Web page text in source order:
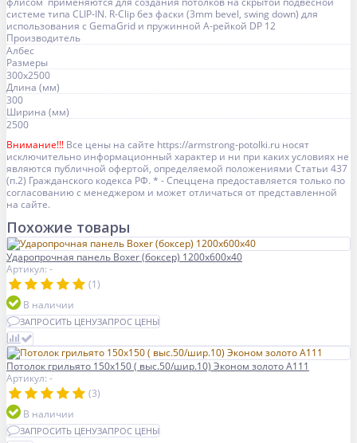
системе типа CLIP-IN. R-Clip без фаски (3mm bevel, swing down) для
использования с GemaGrid и пружинной А-рейкой DP 12
Производитель
Албес
Размеры
300x2500
Длина (мм)
300
Ширина (мм)
2500
Внимание!!! Все цены на сайте https://armstrong-potolki.ru носят
исключительно информационный характер и ни при каких условиях не
являются публичной офертой, определяемой положениями Статьи 437
(п.2) Гражданского кодекса РФ. * - Спеццена предоставляется только по
согласованию с менеджером и может отличаться от представленной
на сайте.
Похожие товары
Ударопрочная панель Boxer (боксер) 1200x600x40
Артикул: -
(1)
В наличии
ЗАПРОСИТЬ ЦЕНУЗАПРОС ЦЕНЫ
Потолок грильято 150х150 ( выс.50/шир.10) Эконом золото А111
Артикул: -
(3)
В наличии
ЗАПРОСИТЬ ЦЕНУЗАПРОС ЦЕНЫ